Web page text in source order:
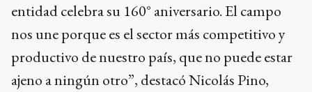
entidad celebra su 160° aniversario. El campo
nos une porque es el sector más competitivo y
productivo de nuestro país, que no puede estar
ajeno a ningún otro”, destacó Nicolás Pino,